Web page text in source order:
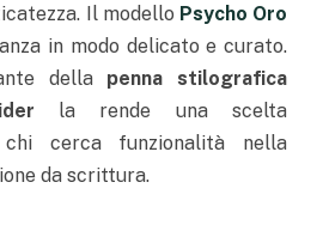
Il modello Psycho Oro
in modo delicato e curato.
della penna stilografica
la rende una scelta
cerca funzionalità nella
da scrittura.